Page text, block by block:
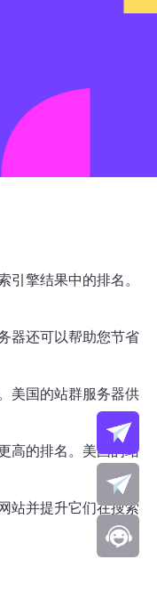
擎结果中的排名。
器还可以帮助您节省
美国的站群服务器供
高的排名。美国的站
站并提升它们在搜索